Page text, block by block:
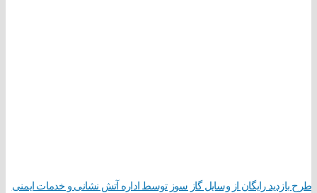
طرح بازدید رایگان از وسایل گاز سوز توسط اداره آتش نشانی و خدمات ایمنی